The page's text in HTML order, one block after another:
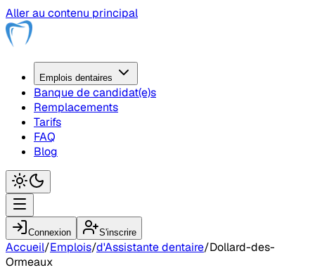
Aller au contenu principal
Emplois dentaires
Banque de candidat(e)s
Remplacements
Tarifs
FAQ
Blog
Connexion S'inscrire
Accueil/Emplois/d'Assistante dentaire/Dollard-des-
Ormeaux